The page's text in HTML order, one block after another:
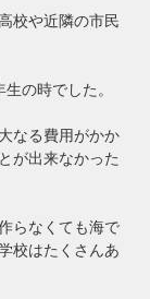
校や近隣の市民
の時でした。
なる費用がかか
が出来なかった
らなくても海で
校はたくさんあ